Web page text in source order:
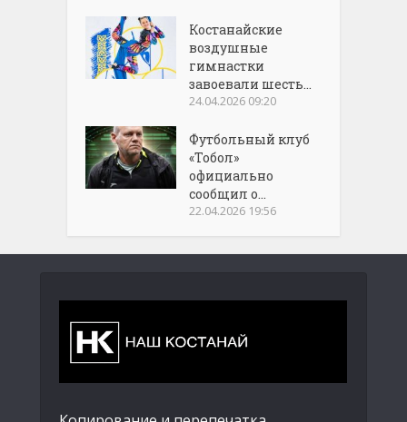
Костанайские
воздушные
гимнастки
завоевали шесть...
24.04.2026 09:20
Футбольный клуб
«Тобол»
официально
сообщил о...
22.04.2026 19:56